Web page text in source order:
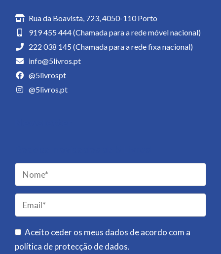
Rua da Boavista, 723, 4050-110 Porto
919 455 444 (Chamada para a rede móvel nacional)
222 038 145 (Chamada para a rede fixa nacional)
info@5livros.pt
@5livrospt
@5livros.pt
Please
leave
this
field
empty.
Aceito ceder os meus dados de acordo com a
política de protecção de dados.